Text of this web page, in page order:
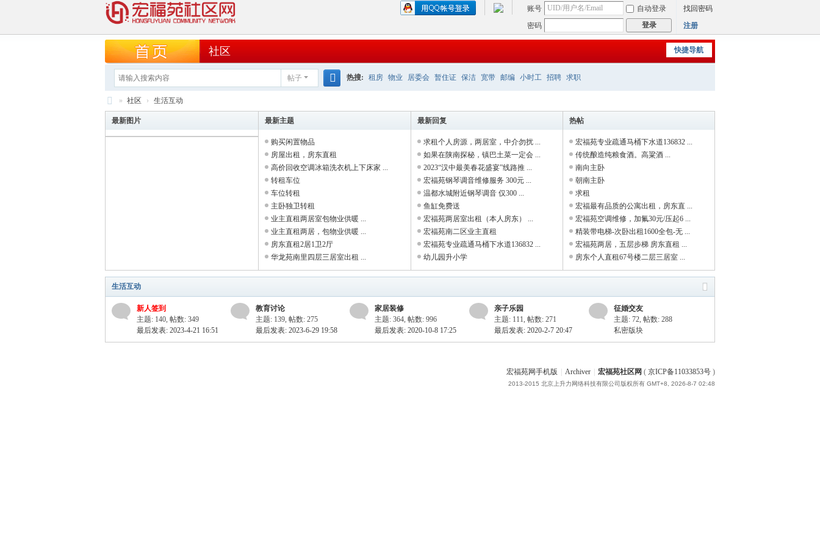
账号 自动登录
找回密码
密码
登录 注册
快捷导航
社区
帖子 热搜: 租房 物业 居委会 暂住证 保洁 宽带 邮编 小时工 招聘 求职
宏
福
» 社区 › 生活互动
最新图片 最新主题
购买闲置物品
房屋出租，房东直租
高价回收空调冰箱洗衣机上下床家 ...
转租车位
车位转租
主卧独卫转租
业主直租两居室包物业供暖 ...
业主直租两居，包物业供暖 ...
房东直租2居1卫2厅
华龙苑南里四层三居室出租 ...
最新回复
求租个人房源，两居室，中介勿扰 ...
如果在陕南探秘，镇巴土菜一定会 ...
2023“汉中最美春花盛宴”线路推 ...
宏福苑钢琴调音维修服务 300元 ...
温都水城附近钢琴调音 仅300 ...
鱼缸免费送
宏福苑两居室出租（本人房东） ...
宏福苑南二区业主直租
宏福苑专业疏通马桶下水道136832 ...
幼儿园升小学
热帖
宏福苑专业疏通马桶下水道136832 ...
传统酿造纯粮食酒。高粱酒 ...
南向主卧
朝南主卧
求租
宏福最有品质的公寓出租，房东直 ...
宏福苑空调维修，加氟30元/压起6 ...
精装带电梯-次卧出租1600全包-无 ...
宏福苑两居，五层步梯 房东直租 ...
房东个人直租67号楼二层三居室 ...
生活互动
新人签到
主题: 140, 帖数: 349
最后发表: 2023-4-21 16:51
教育讨论
主题: 139, 帖数: 275
最后发表: 2023-6-29 19:58
家居装修
主题: 364, 帖数: 996
最后发表: 2020-10-8 17:25
亲子乐园
主题: 111, 帖数: 271
最后发表: 2020-2-7 20:47
征婚交友
主题: 72, 帖数: 288
私密版块
宏福苑网手机版 Archiver 宏福苑社区网 ( 京ICP备11033853号)
2013-2015 北京上升力网络科技有限公司版权所有GMT+8, 2026-8-7 02:48